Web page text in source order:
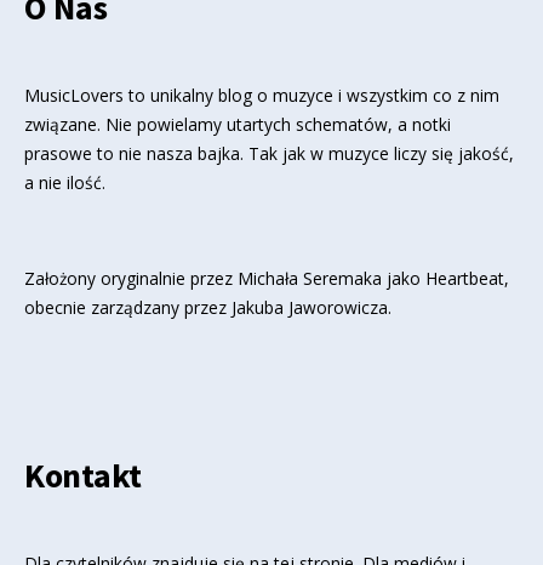
MusicLovers to unikalny blog o muzyce i wszystkim co z nim
związane. Nie powielamy utartych schematów, a notki
prasowe to nie nasza bajka. Tak jak w muzyce liczy się jakość,
a nie ilość.
Założony oryginalnie przez Michała Seremaka jako Heartbeat,
obecnie zarządzany przez Jakuba Jaworowicza.
Kontakt